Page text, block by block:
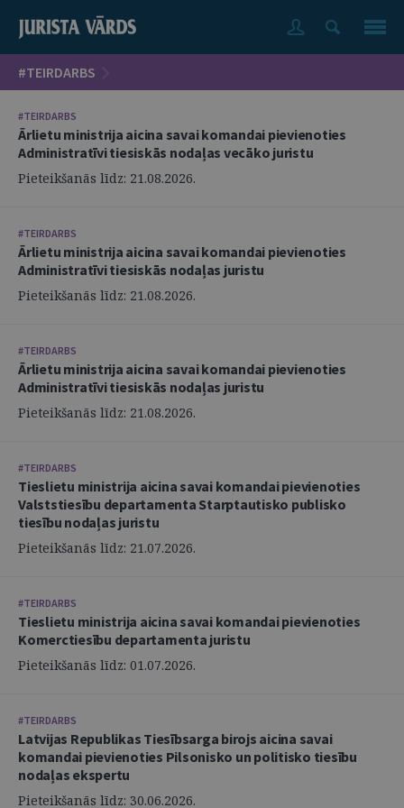
#TEIRDARBS
#TEIRDARBS
Ārlietu ministrija aicina savai komandai pievienoties
Administratīvi tiesiskās nodaļas vecāko juristu
Pieteikšanās līdz: 21.08.2026.
#TEIRDARBS
Ārlietu ministrija aicina savai komandai pievienoties
Administratīvi tiesiskās nodaļas juristu
Pieteikšanās līdz: 21.08.2026.
#TEIRDARBS
Ārlietu ministrija aicina savai komandai pievienoties
Administratīvi tiesiskās nodaļas juristu
Pieteikšanās līdz: 21.08.2026.
#TEIRDARBS
Tieslietu ministrija aicina savai komandai pievienoties
Valststiesību departamenta Starptautisko publisko
tiesību nodaļas juristu
Pieteikšanās līdz: 21.07.2026.
#TEIRDARBS
Tieslietu ministrija aicina savai komandai pievienoties
Komerctiesību departamenta juristu
Pieteikšanās līdz: 01.07.2026.
#TEIRDARBS
Latvijas Republikas Tiesībsarga birojs aicina savai
komandai pievienoties Pilsonisko un politisko tiesību
nodaļas ekspertu
Pieteikšanās līdz: 30.06.2026.